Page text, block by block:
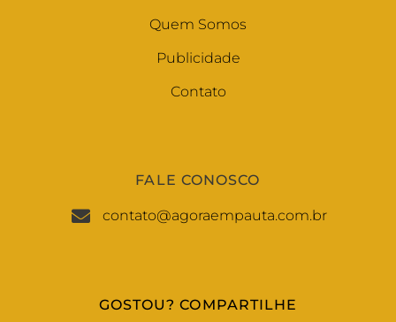
Quem Somos
Publicidade
Contato
FALE CONOSCO
contato@agoraempauta.com.br
GOSTOU? COMPARTILHE